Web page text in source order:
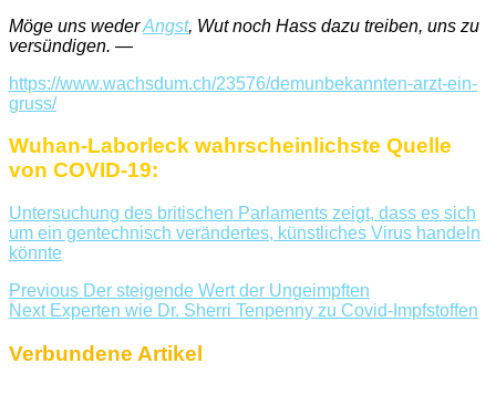
Möge uns wederAngst, Wut noch Hass dazu treiben, uns zu
versündigen. —
https://www.wachsdum.ch/23576/demunbekannten-arzt-ein-
gruss/
Wuhan-Laborleck wahrscheinlichste Quelle
von COVID-19:
Untersuchung des britischen Parlaments zeigt, dass es sich
um ein gentechnisch verändertes, künstliches Virus handeln
könnte
Previous Der steigende Wert der Ungeimpften
NextExperten wie Dr. Sherri Tenpenny zu Covid-Impfstoffen
Verbundene Artikel